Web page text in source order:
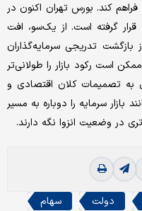
کند. بورس تهران اکنون در
گرفته است. از یک‌سو، افت
بازگشت تدریجی سرمایه‌گذاران
است رکود بازار را طولانی‌تر
به تصمیمات کلان اقتصادی و
سرمایه را دوباره به مسیر
در وضعیت انزوا نگه دارند.
دولت سهام